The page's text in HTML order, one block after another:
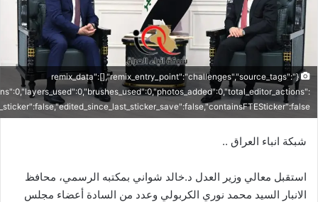
{"remix_data":[],"remix_entry_point":"challenges","source_tags":
شبكة انباء العراق ..
استقبل معالي وزير العدل د.خالد شواني بمكتبه الرسمي، محافظ
الانبار السيد محمد نوري الكربولي وعدد من السادة أعضاء مجلس